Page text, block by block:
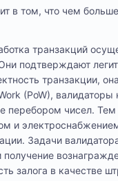
в том, что чем
транзакций
подтверждают
транзакции,
(PoW),
перебором чисел.
и
Задачи
получение
залога в качестве